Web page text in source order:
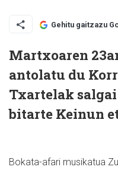
Gehitu gaitzazu
Martxoaren
antolatu du
Txartelak
bitarte Keinun
Bokata-afari musikatua